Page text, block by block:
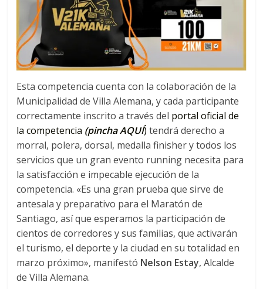
Esta competencia cuenta con la colaboración de la
Municipalidad de Villa Alemana, y cada participante
correctamente inscrito a través del portal oficial de
la competencia (pincha AQUÍ) tendrá derecho a
morral, polera, dorsal, medalla finisher y todos los
servicios que un gran evento running necesita para
la satisfacción e impecable ejecución de la
competencia. «Es una gran prueba que sirve de
antesala y preparativo para el Maratón de
Santiago, así que esperamos la participación de
cientos de corredores y sus familias, que activarán
el turismo, el deporte y la ciudad en su totalidad en
marzo próximo», manifestó Nelson Estay, Alcalde
de Villa Alemana.